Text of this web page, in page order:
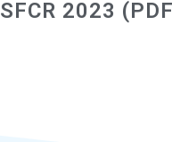
SFCR 2023